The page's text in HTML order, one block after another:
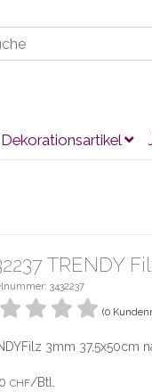
Dekorationsartikel
TRENDY
3432237
(0
3mm 37,5x50cm
CHF/Btl.